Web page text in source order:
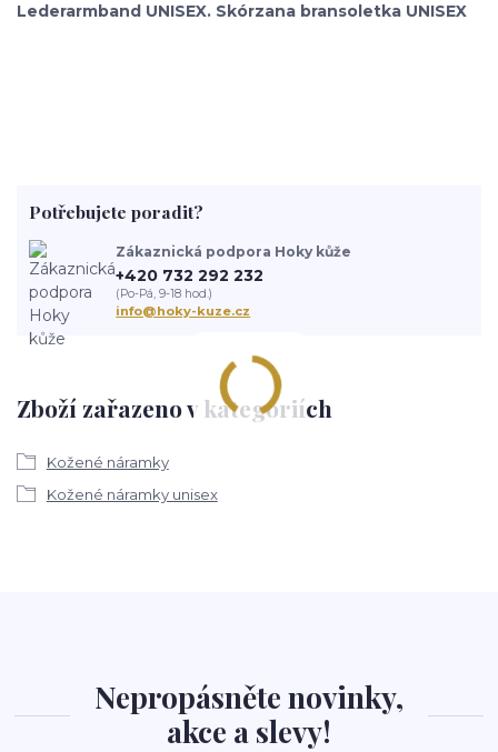
Lederarmband UNISEX. Skórzana bransoletka UNISEX
Zboží zařazeno v kategoriích
Kožené náramky
Kožené náramky unisex
Potřebujete poradit?
Zákaznická podpora Hoky kůže
+420 732 292 232
(Po-Pá, 9-18 hod.)
info@hoky-kuze.cz
Nepropásněte novinky,
akce a slevy!